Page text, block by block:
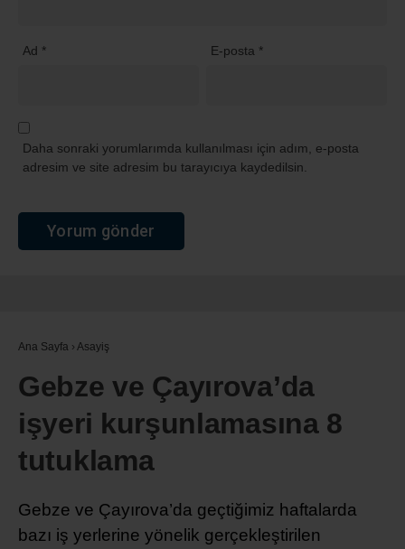
Ad * E-posta *
Daha sonraki yorumlarımda kullanılması için adım, e-posta
adresim ve site adresim bu tarayıcıya kaydedilsin.
Ana Sayfa › Asayiş
Gebze ve Çayırova’da
işyeri kurşunlamasına 8
tutuklama
Gebze ve Çayırova’da geçtiğimiz haftalarda
bazı iş yerlerine yönelik gerçekleştirilen